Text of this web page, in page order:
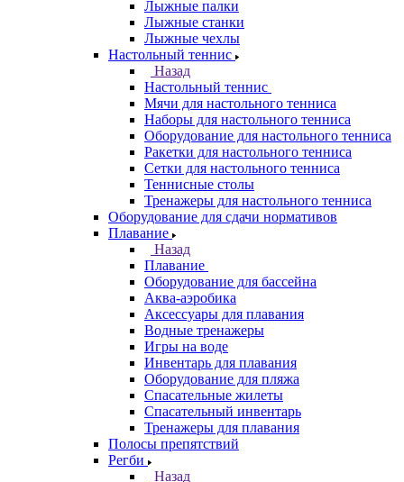
Лыжные палки
Лыжные станки
Лыжные чехлы
Настольный теннис
Назад
Настольный теннис
Мячи для настольного тенниса
Наборы для настольного тенниса
Оборудование для настольного тенниса
Ракетки для настольного тенниса
Сетки для настольного тенниса
Теннисные столы
Тренажеры для настольного тенниса
Оборудование для сдачи нормативов
Плавание
Назад
Плавание
Оборудование для бассейна
Аква-аэробика
Аксессуары для плавания
Водные тренажеры
Игры на воде
Инвентарь для плавания
Оборудование для пляжа
Спасательные жилеты
Спасательный инвентарь
Тренажеры для плавания
Полосы препятствий
Регби
Назад